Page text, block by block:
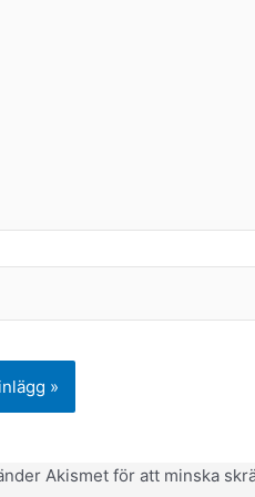
Akismet för att minska